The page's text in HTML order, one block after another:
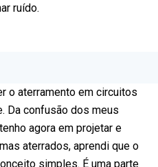
ruído.
o aterramento em circuitos
Da confusão dos meus
agora em projetar e
aterrados, aprendi que o
simples. É uma parte